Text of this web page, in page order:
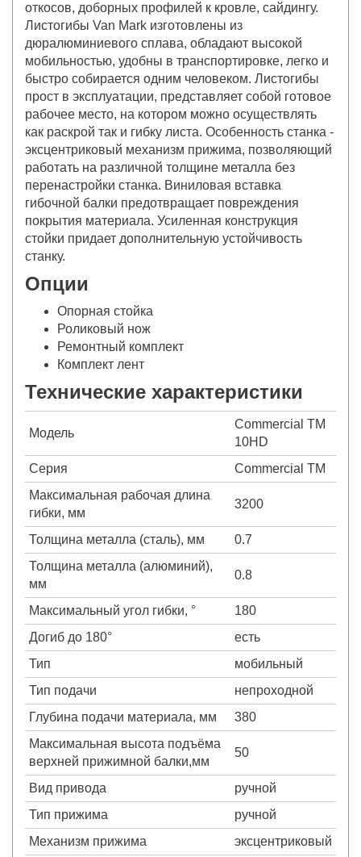
откосов, доборных профилей к кровле, сайдингу.
Листогибы Van Mark изготовлены из
дюралюминиевого сплава, обладают высокой
мобильностью, удобны в транспортировке, легко и
быстро собирается одним человеком. Листогибы
прост в эксплуатации, представляет собой готовое
рабочее место, на котором можно осуществлять
как раскрой так и гибку листа. Особенность станка -
эксцентриковый механизм прижима, позволяющий
работать на различной толщине металла без
перенастройки станка. Виниловая вставка
гибочной балки предотвращает повреждения
покрытия материала. Усиленная конструкция
стойки придает дополнительную устойчивость
станку.
Опции
Опорная стойка
Роликовый нож
Ремонтный комплект
Комплект лент
Технические характеристики
Модель
Commercial TM
10HD
Серия
Commercial TM
Максимальная рабочая длина
гибки, мм
3200
Толщина металла (сталь), мм
0.7
Толщина металла (алюминий),
мм
0.8
Максимальный угол гибки, °
180
Догиб до 180°
есть
Тип
мобильный
Тип подачи
непроходной
Глубина подачи материала, мм
380
Максимальная высота подъёма
верхней прижимной балки,мм
50
Вид привода
ручной
Тип прижима
ручной
Механизм прижима
эксцентриковый